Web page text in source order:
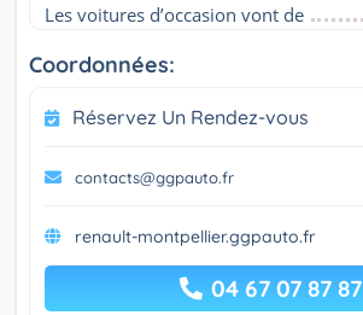
Les voitures d’occasion vont de
Coordonnées:
Réservez Un Rendez-vous
contacts@ggpauto.fr
renault-montpellier.ggpauto.fr
04 67 07 87 87